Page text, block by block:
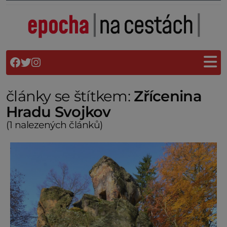
články se štítkem: Zřícenina
Hradu Svojkov
(1 nalezených článků)